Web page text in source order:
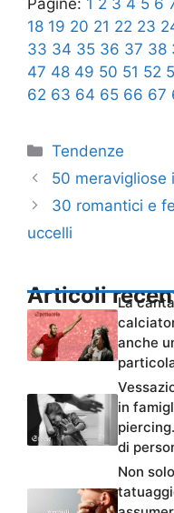
Pagine: 1 2 3 4 5 6
18 19 20 21 22 23
33 34 35 36 37 38
47 48 49 50 51 52
62 63 64 65 66 67
Categorie
Tendenze
50 meravigliose
30 romantici e
uccelli
Articoli
La
anche
in
di
Non